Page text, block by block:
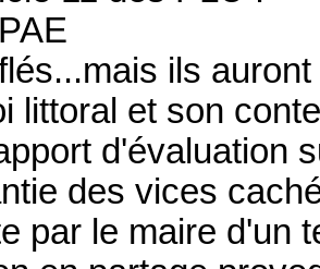
ils
littoral et son
d'évaluation
des vices
par le maire d'un